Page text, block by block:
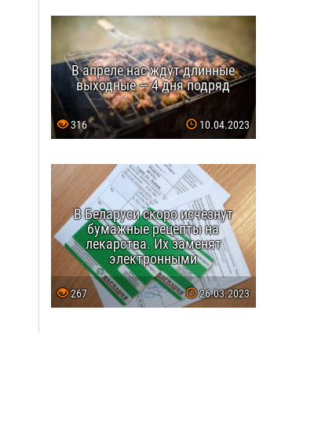
В апреле нас ждут длинные
выходные — 4 дня подряд
316 10.04.2023
В Беларуси скоро исчезнут
бумажные рецепты на
лекарства. Их заменят
электронными
267 26.03.2023